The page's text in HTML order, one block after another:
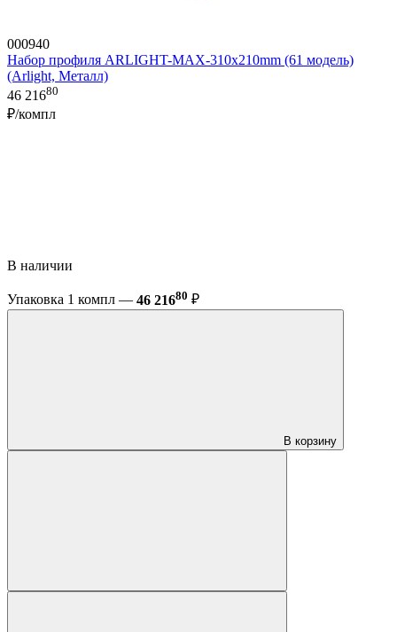
000940
Набор профиля ARLIGHT-MAX-310х210mm (61 модель)
(Arlight, Металл)
46 21680
₽/компл
В наличии
Упаковка 1 компл — 46 21680 ₽
В корзину